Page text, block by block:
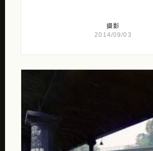
摄影
2014/09/03